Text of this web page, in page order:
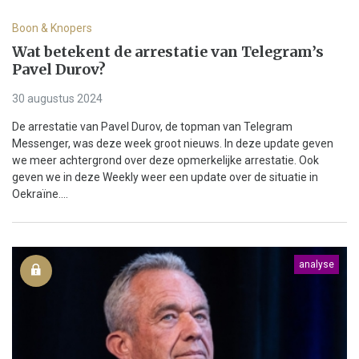
Boon & Knopers
Wat betekent de arrestatie van Telegram’s
Pavel Durov?
30 augustus 2024
De arrestatie van Pavel Durov, de topman van Telegram
Messenger, was deze week groot nieuws. In deze update geven
we meer achtergrond over deze opmerkelijke arrestatie. Ook
geven we in deze Weekly weer een update over de situatie in
Oekraïne....
analyse